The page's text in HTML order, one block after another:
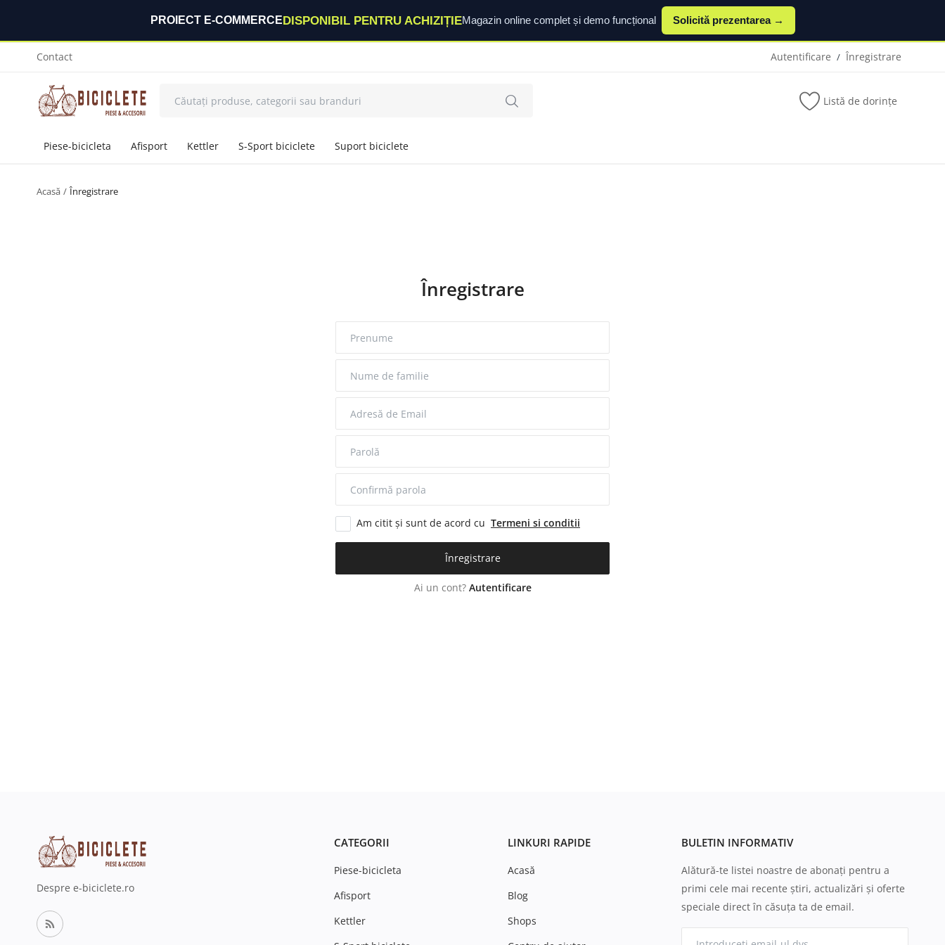
PROIECT E-COMMERCEDISPONIBIL PENTRU ACHIZIȚIEMagazin online complet și demo funcțional Solicită prezentarea →
Contact Autentificare / Înregistrare
Listă de dorințe
Piese-bicicleta Afisport Kettler S-Sport biciclete Suport biciclete
Acasă Înregistrare
Înregistrare
Am citit și sunt de acord cu Termeni si conditii
Înregistrare
Ai un cont? Autentificare
Despre e-biciclete.ro
CATEGORII
Piese-bicicleta
Afisport
Kettler
LINKURI RAPIDE
Acasă
Blog
Shops
BULETIN INFORMATIV
Alătură-te listei noastre de abonați pentru a
primi cele mai recente știri, actualizări și oferte
speciale direct în căsuța ta de email.